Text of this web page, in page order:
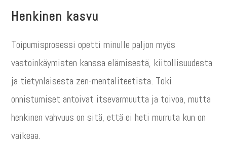
Henkinen kasvu
Toipumisprosessi opetti minulle paljon myös
vastoinkäymisten kanssa elämisestä, kiitollisuudesta
ja tietynlaisesta zen-mentaliteetista. Toki
onnistumiset antoivat itsevarmuutta ja toivoa, mutta
henkinen vahvuus on sitä, että ei heti murruta kun on
vaikeaa.